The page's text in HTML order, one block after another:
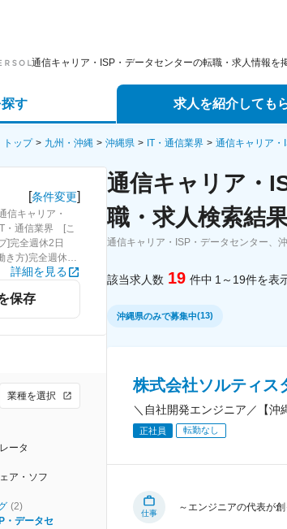
通信キャリア・ISP・データセンターの転職・求人情報を
す 求人を紹介しても
エージェントサービス
スカウトサービス
パートナーエージェントサー
トップ 九州・沖縄 沖縄県 IT・通信業界 通信キャリア・
[条件変更]
信キャリア・
・通信業界 [こ
]完全週休2日
き方)完全週休2
詳細を見る
保存
業種を選択
ータ
ア・ソフ
(2)
・データセ
通信キャリア・
職・求人検索結
通信キャリア・ISP・データセンター、
該当求人数 19 件中 1～19件を表
沖縄県のみで募集中(13)
株式会社ソルティス
＼自社開発エンジニア／【
正社員 転勤なし
仕事
～エンジニアの代表が